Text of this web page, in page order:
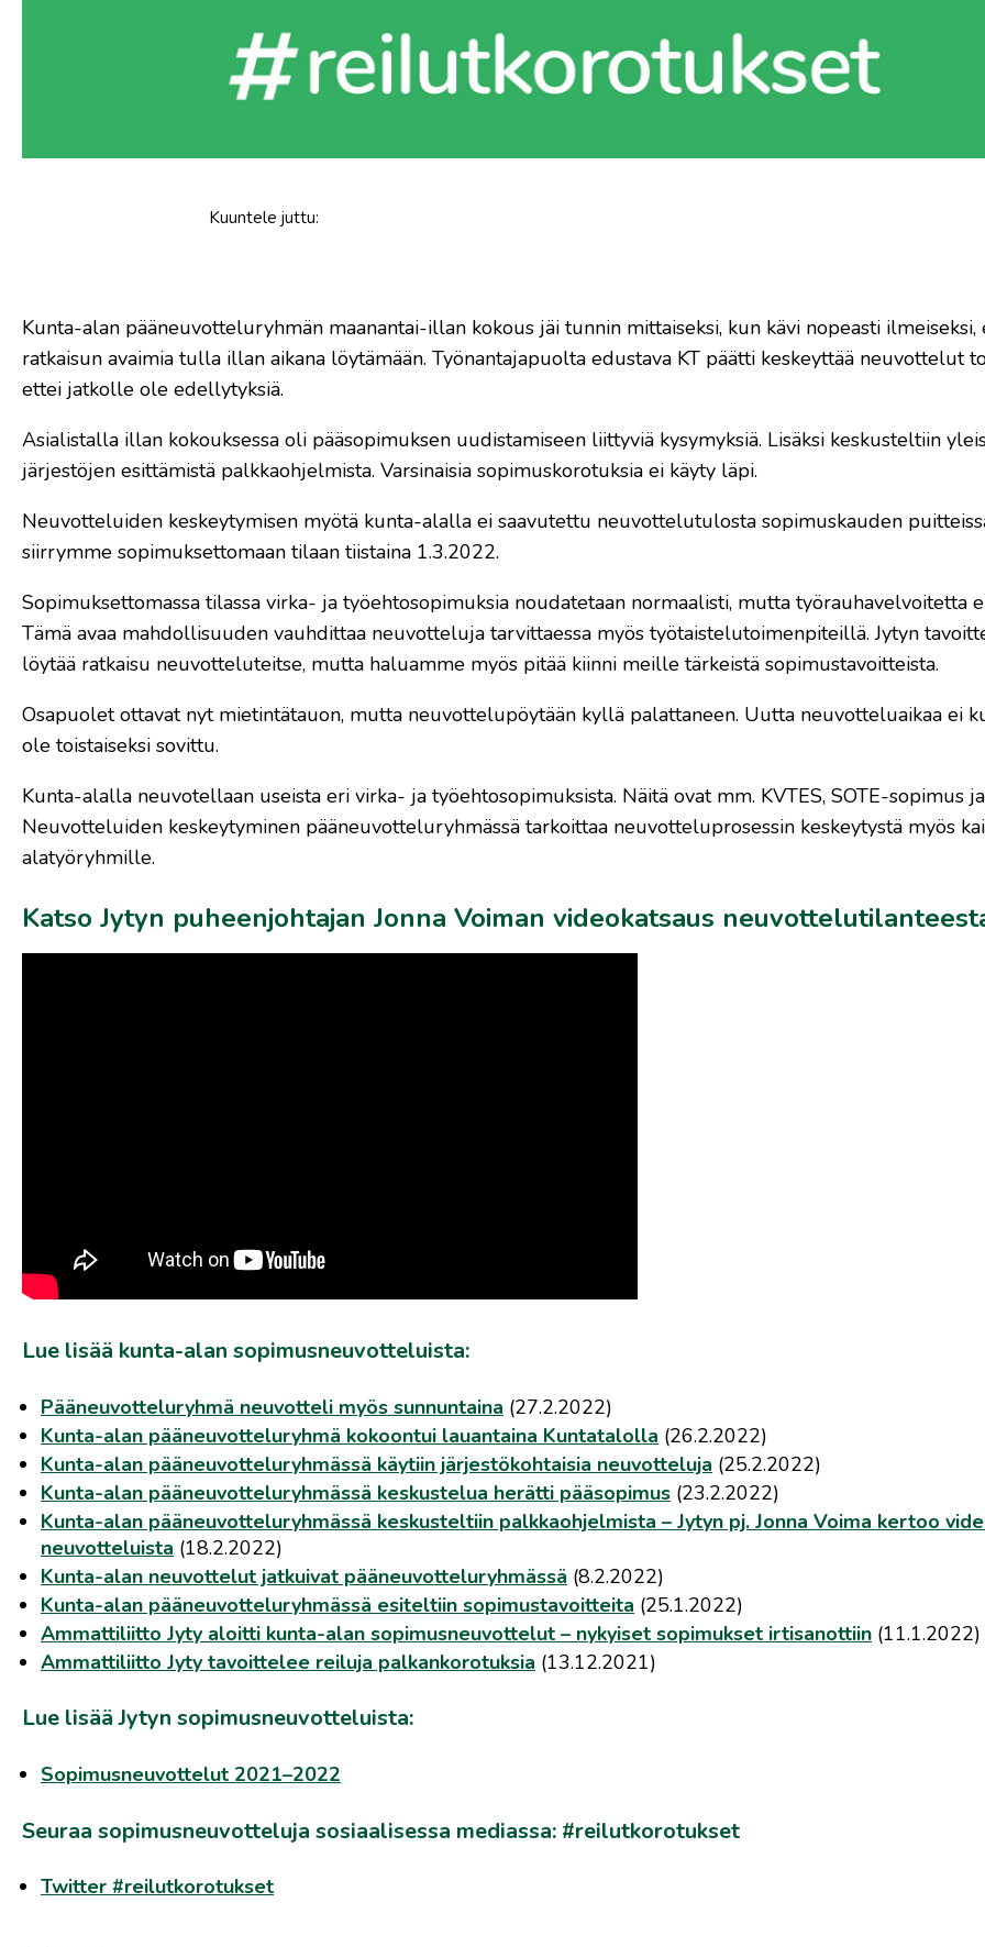
Kuuntele juttu:
Kunta-alan pääneuvotteluryhmän maanantai-illan kokous jäi tunnin mittaiseksi, kun kävi nopeasti ilmeiseksi,
ratkaisun avaimia tulla illan aikana löytämään. Työnantajapuolta edustava KT päätti keskeyttää neuvottelut
ettei jatkolle ole edellytyksiä.
Asialistalla illan kokouksessa oli pääsopimuksen uudistamiseen liittyviä kysymyksiä. Lisäksi keskusteltiin
järjestöjen esittämistä palkkaohjelmista. Varsinaisia sopimuskorotuksia ei käyty läpi.
Neuvotteluiden keskeytymisen myötä kunta-alalla ei saavutettu neuvottelutulosta sopimuskauden
siirrymme sopimuksettomaan tilaan tiistaina 1.3.2022.
Sopimuksettomassa tilassa virka- ja työehtosopimuksia noudatetaan normaalisti, mutta työrauhavelvoitetta
Tämä avaa mahdollisuuden vauhdittaa neuvotteluja tarvittaessa myös työtaistelutoimenpiteillä. Jytyn
löytää ratkaisu neuvotteluteitse, mutta haluamme myös pitää kiinni meille tärkeistä sopimustavoitteista.
Osapuolet ottavat nyt mietintätauon, mutta neuvottelupöytään kyllä palattaneen. Uutta neuvotteluaikaa ei
ole toistaiseksi sovittu.
Kunta-alalla neuvotellaan useista eri virka- ja työehtosopimuksista. Näitä ovat mm. KVTES, SOTE-sopimus
Neuvotteluiden keskeytyminen pääneuvotteluryhmässä tarkoittaa neuvotteluprosessin keskeytystä myös
alatyöryhmille.
Katso Jytyn puheenjohtajan Jonna Voiman videokatsaus
Lue lisää kunta-alan sopimusneuvotteluista:
Pääneuvotteluryhmä neuvotteli myös sunnuntaina (27.2.2022)
Kunta-alan pääneuvotteluryhmä kokoontui lauantaina Kuntatalolla (26.2.2022)
Kunta-alan pääneuvotteluryhmässä käytiin järjestökohtaisia neuvotteluja (25.2.2022)
Kunta-alan pääneuvotteluryhmässä keskustelua herätti pääsopimus (23.2.2022)
Kunta-alan pääneuvotteluryhmässä keskusteltiin palkkaohjelmista – Jytyn pj. Jonna Voima kertoo
neuvotteluista (18.2.2022)
Kunta-alan neuvottelut jatkuivat pääneuvotteluryhmässä (8.2.2022)
Kunta-alan pääneuvotteluryhmässä esiteltiin sopimustavoitteita (25.1.2022)
Ammattiliitto Jyty aloitti kunta-alan sopimusneuvottelut – nykyiset sopimukset irtisanottiin (11.1.2022)
Ammattiliitto Jyty tavoittelee reiluja palkankorotuksia (13.12.2021)
Lue lisää Jytyn sopimusneuvotteluista:
Sopimusneuvottelut 2021–2022
Seuraa sopimusneuvotteluja sosiaalisessa mediassa: #reilutkorotukset
Twitter #reilutkorotukset